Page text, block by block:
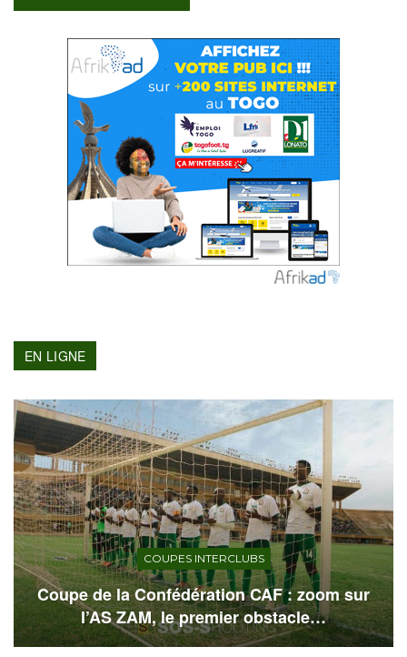
EN LIGNE
COUPES INTERCLUBS
Coupe de la Confédération CAF : zoom sur
l’AS ZAM, le premier obstacle…